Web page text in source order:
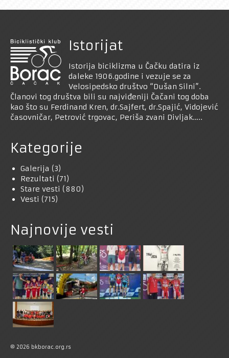
Istorijat
Istorija biciklizma u Čačku datira iz
daleke 1906.godine i vezuje se za
Velosipedsko društvo “Dušan Silni”.
Članovi tog društva bili su najviđeniji Čačani tog doba
kao što su Ferdinand Kren, dr.Sajfert, dr.Spajić, Vidojević
časovničar, Petrović trgovac, Periša zvani Divljak…..
Kategorije
Galerija (3)
Rezultati (71)
Stare vesti (880)
Vesti (715)
Najnovije vesti
© 2026 bkborac.org.rs